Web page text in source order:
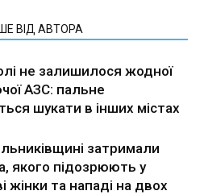
ВІД АВТОРА
не залишилося жодної
АЗС: пальне
шукати в інших містах
затримали
якого підозрюють у
жінки та нападі на двох